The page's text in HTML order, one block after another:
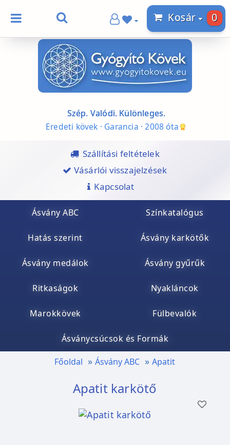
Kosár 0
Szép. Valódi. Különleges.
Eredeti kövek · Garancia · 2008 óta
Szállítási feltételek
Vásárlói visszajelzések
Kapcsolat
Ásvány ABC Színkatalógus
Hatás szerint Ásvány karkötők
Ásvány medálok Ásvány gyűrűk
Ritkaságok Nyakláncok
Marokkövek Fülbevalók
Ásványcsúcsok és Formák
Főoldal Ásvány ABC Apatit
Apatit karkötő